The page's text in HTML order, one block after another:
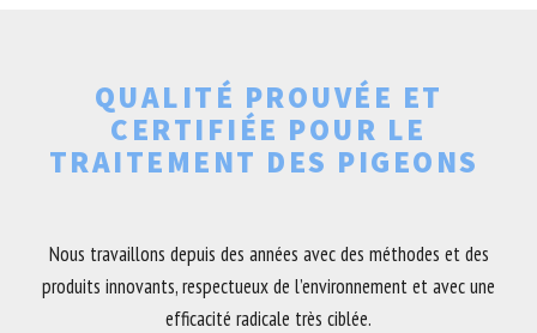
QUALITÉ PROUVÉE ET
CERTIFIÉE POUR LE
TRAITEMENT DES PIGEONS
Nous travaillons depuis des années avec des méthodes et des
produits innovants, respectueux de l’environnement et avec une
efficacité radicale très ciblée.